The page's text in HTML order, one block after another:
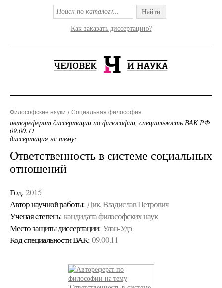
Найти
Как заказать диссертацию?
Философские науки Социальная философия
автореферат диссертации по философии, специальность ВАК РФ
09.00.11
диссертация на тему:
Ответственность в системе социальных
отношений
Год: 2015
Автор научной работы: Дик, Владислав Петрович
Ученая cтепень: кандидата философских наук
Место защиты диссертации: Улан-Удэ
Код cпециальности ВАК: 09.00.11